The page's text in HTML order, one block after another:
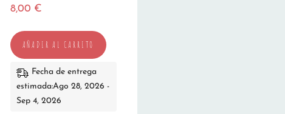
8,00 €
AÑADIR AL CARRITO
Fecha de entrega
estimada:Ago 28, 2026 -
Sep 4, 2026